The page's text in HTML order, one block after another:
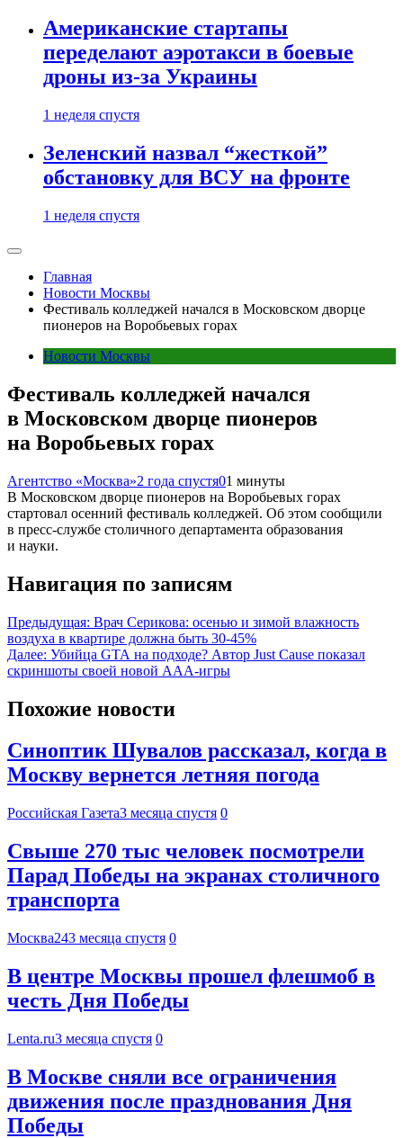
Американские стартапы
переделают аэротакси в боевые
дроны из-за Украины
1 неделя спустя
Зеленский назвал “жесткой”
обстановку для ВСУ на фронте
1 неделя спустя
Главная
Новости Москвы
Фестиваль колледжей начался в Московском дворце
пионеров на Воробьевых горах
Новости Москвы
Фестиваль колледжей начался
в Московском дворце пионеров
на Воробьевых горах
Агентство «Москва»2 года спустя01 минуты
В Московском дворце пионеров на Воробьевых горах
стартовал осенний фестиваль колледжей. Об этом сообщили
в пресс-службе столичного департамента образования
и науки.
Навигация по записям
Предыдущая: Врач Серикова: осенью и зимой влажность
воздуха в квартире должна быть 30-45%
Далее: Убийца GTA на подходе? Автор Just Cause показал
скриншоты своей новой ААА-игры
Похожие новости
Синоптик Шувалов рассказал, когда в
Москву вернется летняя погода
Российская Газета3 месяца спустя 0
Свыше 270 тыс человек посмотрели
Парад Победы на экранах столичного
транспорта
Москва243 месяца спустя 0
В центре Москвы прошел флешмоб в
честь Дня Победы
Lenta.ru3 месяца спустя 0
В Москве сняли все ограничения
движения после празднования Дня
Победы